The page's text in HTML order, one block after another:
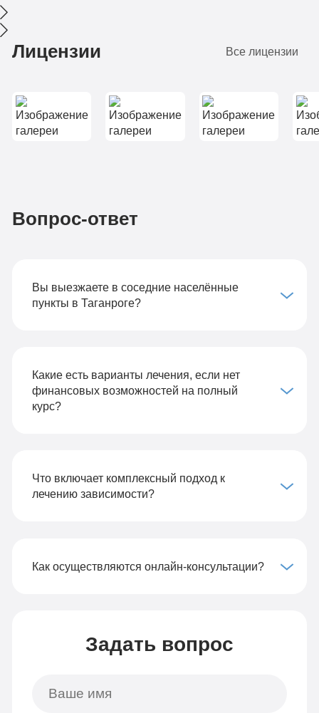
Лицензии Все лицензии
Вопрос-ответ
Вы выезжаете в соседние населённые
пункты в Таганроге?
Какие есть варианты лечения, если нет
финансовых возможностей на полный
курс?
Что включает комплексный подход к
лечению зависимости?
Как осуществляются онлайн-консультации?
Задать вопрос